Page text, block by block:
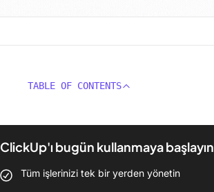
TABLE OF CONTENTS
ClickUp'ı bugün kullanmaya başlayın
Tüm işlerinizi tek bir yerden yönetin